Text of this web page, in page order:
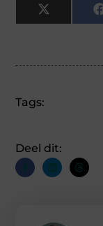
X
(Twitter)
Tags:
Deel dit: